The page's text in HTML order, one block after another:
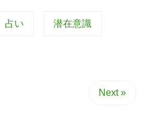
占い 潜在意識
Next »